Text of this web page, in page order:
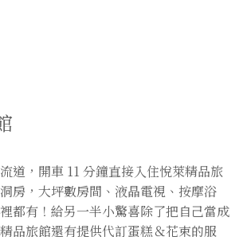
道，開車 11 分鐘直接入住悅萊精品旅
房，大坪數房間、液晶電視、按摩浴
都有！給另一半小驚喜除了把自己當成
品旅館還有提供代訂蛋糕＆花束的服